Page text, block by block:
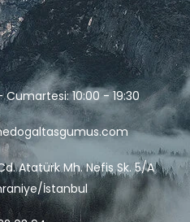
Cumartesi: 10:00 - 19:30
Atatürk Mh. Nefis Sk. 5/A
İstanbul